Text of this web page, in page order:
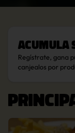
Acumula
Regístrate, gana
canjealos por